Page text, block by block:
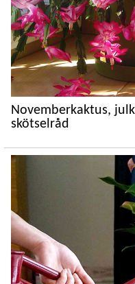
Novemberkaktus,
skötselråd